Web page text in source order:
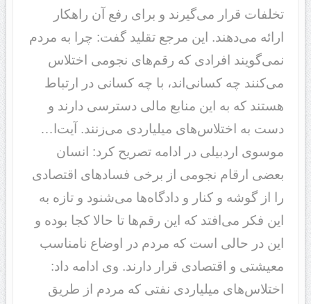
تخلفات قرار می‌گیرند و برای رفع آن راهکار
ارائه می‌دهند. این مرجع تقلید گفت: چرا به مردم
نمی‌گویند افرادی که رقم‌های نجومی اختلاس
می‌کنند چه کسانی‌اند، با چه کسانی در ارتباط
هستند که به این منابع مالی دسترسی دارند و
دست به اختلاس‌های میلیاردی می‌زنند. آیت‌ا…
موسوی اردبیلی در ادامه تصریح کرد: انسان
بعضی ارقام نجومی از برخی فسادهای اقتصادی
را از گوشه و کنار و دادگاه‌ها می‌شنود و تازه به
این فکر می‌افتد که این رقم‌ها تا حالا کجا بوده و
این در حالی است که مردم در اوضاع نامناسب
معیشتی و اقتصادی قرار دارند. وی ادامه داد:
اختلاس‌های میلیاردی نفتی که مردم از طریق